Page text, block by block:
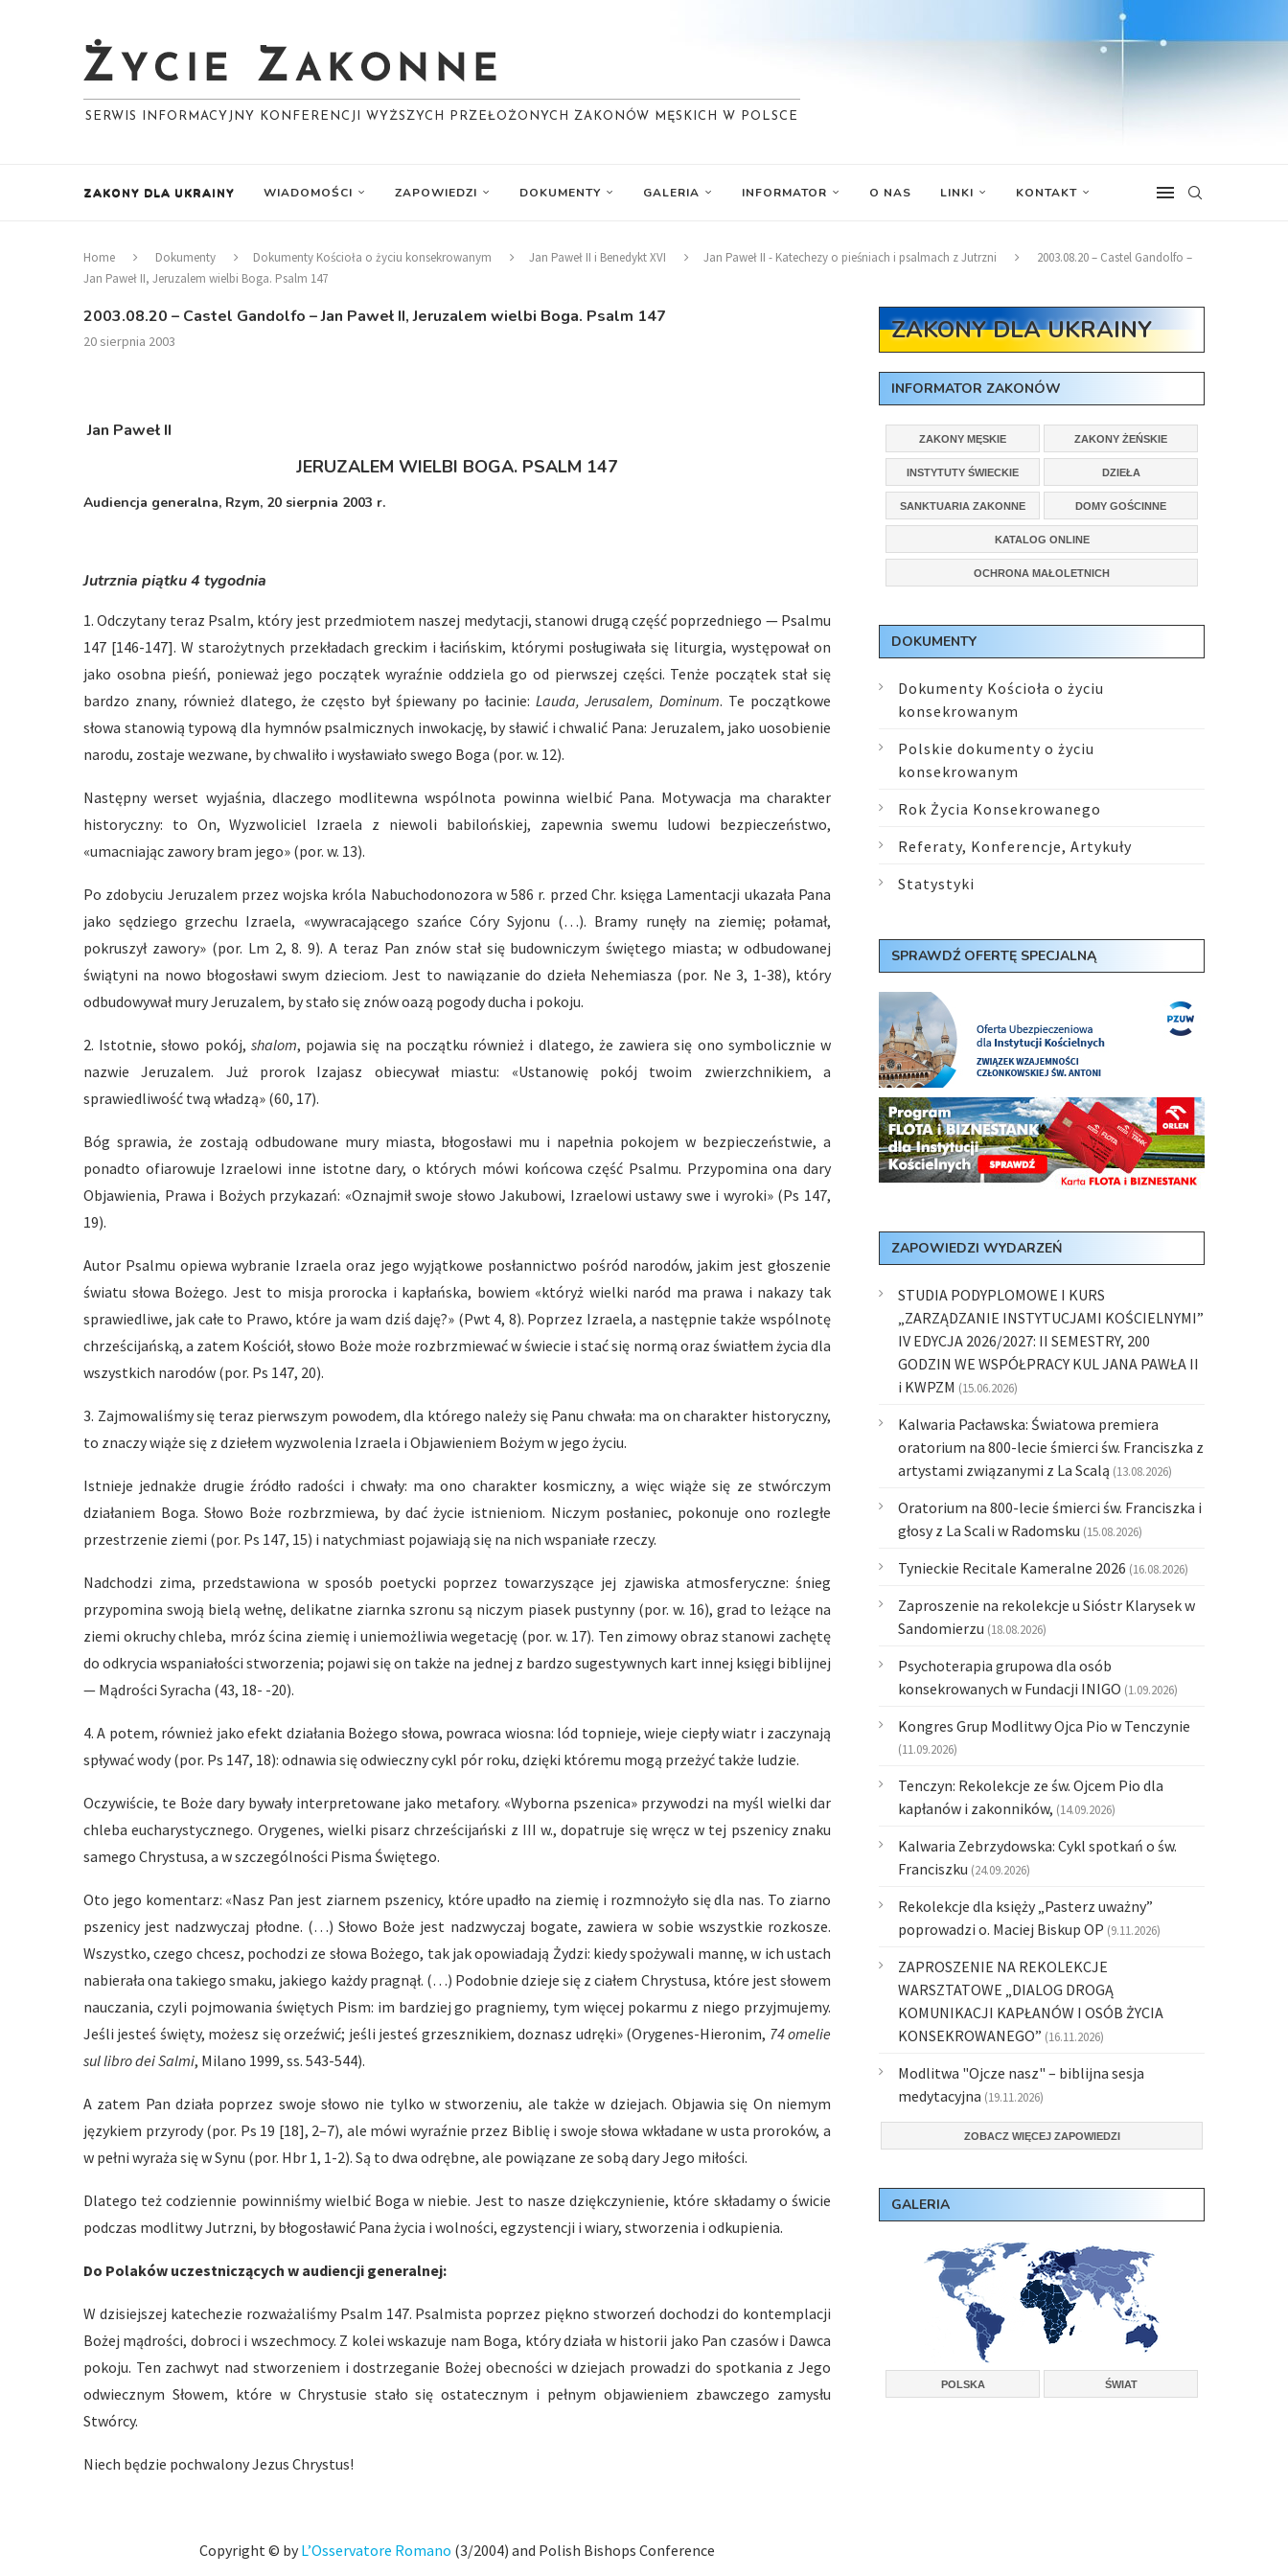
SERWIS INFORMACYJNY KONFERENCJI WYŻSZYCH PRZEŁOŻONYCH ZAKONÓW MĘSKICH W POLSCE
ZAKONY DLA UKRAINY WIADOMOŚCI ZAPOWIEDZI DOKUMENTY GALERIA INFORMATOR O NAS LINKI KONTAKT
Home Dokumenty Dokumenty Kościoła o życiu konsekrowanym Jan Paweł II i Benedykt XVI Jan Paweł II - Katechezy o pieśniach i psalmach z Jutrzni
2003.08.20 – Castel Gandolfo –
Jan Paweł II, Jeruzalem wielbi Boga. Psalm 147
2003.08.20 – Castel Gandolfo – Jan Paweł II, Jeruzalem wielbi Boga. Psalm 147
20 sierpnia 2003
Jan Paweł II
JERUZALEM WIELBI BOGA. PSALM 147
Audiencja generalna, Rzym, 20 sierpnia 2003 r.
Jutrznia piątku 4 tygodnia
1. Odczytany teraz Psalm, który jest przedmiotem naszej medytacji, stanowi drugą część poprzedniego — Psalmu
147 [146-147]. W starożytnych przekładach greckim i łacińskim, którymi posługiwała się liturgia, występował on
jako osobna pieśń, ponieważ jego początek wyraźnie oddziela go od pierwszej części. Tenże początek stał się
bardzo znany, również dlatego, że często był śpiewany po łacinie: Lauda, Jerusalem, Dominum. Te początkowe
słowa stanowią typową dla hymnów psalmicznych inwokację, by sławić i chwalić Pana: Jeruzalem, jako uosobienie
narodu, zostaje wezwane, by chwaliło i wysławiało swego Boga (por. w. 12).
Następny werset wyjaśnia, dlaczego modlitewna wspólnota powinna wielbić Pana. Motywacja ma charakter
historyczny: to On, Wyzwoliciel Izraela z niewoli babilońskiej, zapewnia swemu ludowi bezpieczeństwo,
«umacniając zawory bram jego» (por. w. 13).
Po zdobyciu Jeruzalem przez wojska króla Nabuchodonozora w 586 r. przed Chr. księga Lamentacji ukazała Pana
jako sędziego grzechu Izraela, «wywracającego szańce Córy Syjonu (…). Bramy runęły na ziemię; połamał,
pokruszył zawory» (por. Lm 2, 8. 9). A teraz Pan znów stał się budowniczym świętego miasta; w odbudowanej
świątyni na nowo błogosławi swym dzieciom. Jest to nawiązanie do dzieła Nehemiasza (por. Ne 3, 1-38), który
odbudowywał mury Jeruzalem, by stało się znów oazą pogody ducha i pokoju.
2. Istotnie, słowo pokój, shalom, pojawia się na początku również i dlatego, że zawiera się ono symbolicznie w
nazwie Jeruzalem. Już prorok Izajasz obiecywał miastu: «Ustanowię pokój twoim zwierzchnikiem, a
sprawiedliwość twą władzą» (60, 17).
Bóg sprawia, że zostają odbudowane mury miasta, błogosławi mu i napełnia pokojem w bezpieczeństwie, a
ponadto ofiarowuje Izraelowi inne istotne dary, o których mówi końcowa część Psalmu. Przypomina ona dary
Objawienia, Prawa i Bożych przykazań: «Oznajmił swoje słowo Jakubowi, Izraelowi ustawy swe i wyroki» (Ps 147,
19).
Autor Psalmu opiewa wybranie Izraela oraz jego wyjątkowe posłannictwo pośród narodów, jakim jest głoszenie
światu słowa Bożego. Jest to misja prorocka i kapłańska, bowiem «któryż wielki naród ma prawa i nakazy tak
sprawiedliwe, jak całe to Prawo, które ja wam dziś daję?» (Pwt 4, 8). Poprzez Izraela, a następnie także wspólnotę
chrześcijańską, a zatem Kościół, słowo Boże może rozbrzmiewać w świecie i stać się normą oraz światłem życia dla
wszystkich narodów (por. Ps 147, 20).
3. Zajmowaliśmy się teraz pierwszym powodem, dla którego należy się Panu chwała: ma on charakter historyczny,
to znaczy wiąże się z dziełem wyzwolenia Izraela i Objawieniem Bożym w jego życiu.
Istnieje jednakże drugie źródło radości i chwały: ma ono charakter kosmiczny, a więc wiąże się ze stwórczym
działaniem Boga. Słowo Boże rozbrzmiewa, by dać życie istnieniom. Niczym posłaniec, pokonuje ono rozległe
przestrzenie ziemi (por. Ps 147, 15) i natychmiast pojawiają się na nich wspaniałe rzeczy.
Nadchodzi zima, przedstawiona w sposób poetycki poprzez towarzyszące jej zjawiska atmosferyczne: śnieg
przypomina swoją bielą wełnę, delikatne ziarnka szronu są niczym piasek pustynny (por. w. 16), grad to leżące na
ziemi okruchy chleba, mróz ścina ziemię i uniemożliwia wegetację (por. w. 17). Ten zimowy obraz stanowi zachętę
do odkrycia wspaniałości stworzenia; pojawi się on także na jednej z bardzo sugestywnych kart innej księgi biblijnej
— Mądrości Syracha (43, 18- -20).
4. A potem, również jako efekt działania Bożego słowa, powraca wiosna: lód topnieje, wieje ciepły wiatr i zaczynają
spływać wody (por. Ps 147, 18): odnawia się odwieczny cykl pór roku, dzięki któremu mogą przeżyć także ludzie.
Oczywiście, te Boże dary bywały interpretowane jako metafory. «Wyborna pszenica» przywodzi na myśl wielki dar
chleba eucharystycznego. Orygenes, wielki pisarz chrześcijański z III w., dopatruje się wręcz w tej pszenicy znaku
samego Chrystusa, a w szczególności Pisma Świętego.
Oto jego komentarz: «Nasz Pan jest ziarnem pszenicy, które upadło na ziemię i rozmnożyło się dla nas. To ziarno
pszenicy jest nadzwyczaj płodne. (…) Słowo Boże jest nadzwyczaj bogate, zawiera w sobie wszystkie rozkosze.
Wszystko, czego chcesz, pochodzi ze słowa Bożego, tak jak opowiadają Żydzi: kiedy spożywali mannę, w ich ustach
nabierała ona takiego smaku, jakiego każdy pragnął. (…) Podobnie dzieje się z ciałem Chrystusa, które jest słowem
nauczania, czyli pojmowania świętych Pism: im bardziej go pragniemy, tym więcej pokarmu z niego przyjmujemy.
Jeśli jesteś święty, możesz się orzeźwić; jeśli jesteś grzesznikiem, doznasz udręki» (Orygenes-Hieronim, 74 omelie
sul libro dei Salmi, Milano 1999, ss. 543-544).
A zatem Pan działa poprzez swoje słowo nie tylko w stworzeniu, ale także w dziejach. Objawia się On niemym
językiem przyrody (por. Ps 19 [18], 2–7), ale mówi wyraźnie przez Biblię i swoje słowa wkładane w usta proroków, a
w pełni wyraża się w Synu (por. Hbr 1, 1-2). Są to dwa odrębne, ale powiązane ze sobą dary Jego miłości.
Dlatego też codziennie powinniśmy wielbić Boga w niebie. Jest to nasze dziękczynienie, które składamy o świcie
podczas modlitwy Jutrzni, by błogosławić Pana życia i wolności, egzystencji i wiary, stworzenia i odkupienia.
Do Polaków uczestniczących w audiencji generalnej:
W dzisiejszej katechezie rozważaliśmy Psalm 147. Psalmista poprzez piękno stworzeń dochodzi do kontemplacji
Bożej mądrości, dobroci i wszechmocy. Z kolei wskazuje nam Boga, który działa w historii jako Pan czasów i Dawca
pokoju. Ten zachwyt nad stworzeniem i dostrzeganie Bożej obecności w dziejach prowadzi do spotkania z Jego
odwiecznym Słowem, które w Chrystusie stało się ostatecznym i pełnym objawieniem zbawczego zamysłu
Stwórcy.
Niech będzie pochwalony Jezus Chrystus!
Copyright © by L’Osservatore Romano (3/2004) and Polish Bishops Conference
ZAKONY DLA UKRAINY
INFORMATOR ZAKONÓW
ZAKONY MĘSKIE ZAKONY ŻEŃSKIE
INSTYTUTY ŚWIECKIE DZIEŁA
SANKTUARIA ZAKONNE DOMY GOŚCINNE
KATALOG ONLINE
OCHRONA MAŁOLETNICH
DOKUMENTY
Dokumenty Kościoła o życiu
konsekrowanym
Polskie dokumenty o życiu
konsekrowanym
Rok Życia Konsekrowanego
Referaty, Konferencje, Artykuły
Statystyki
SPRAWDŹ OFERTĘ SPECJALNĄ
ZAPOWIEDZI WYDARZEŃ
STUDIA PODYPLOMOWE I KURS
„ZARZĄDZANIE INSTYTUCJAMI KOŚCIELNYMI”
IV EDYCJA 2026/2027: II SEMESTRY, 200
GODZIN WE WSPÓŁPRACY KUL JANA PAWŁA II
i KWPZM (15.06.2026)
Kalwaria Pacławska: Światowa premiera
oratorium na 800-lecie śmierci św. Franciszka z
artystami związanymi z La Scalą (13.08.2026)
Oratorium na 800-lecie śmierci św. Franciszka i
głosy z La Scali w Radomsku (15.08.2026)
Tynieckie Recitale Kameralne 2026 (16.08.2026)
Zaproszenie na rekolekcje u Sióstr Klarysek w
Sandomierzu (18.08.2026)
Psychoterapia grupowa dla osób
konsekrowanych w Fundacji INIGO (1.09.2026)
Kongres Grup Modlitwy Ojca Pio w Tenczynie
(11.09.2026)
Tenczyn: Rekolekcje ze św. Ojcem Pio dla
kapłanów i zakonników, (14.09.2026)
Kalwaria Zebrzydowska: Cykl spotkań o św.
Franciszku (24.09.2026)
Rekolekcje dla księży „Pasterz uważny”
poprowadzi o. Maciej Biskup OP (9.11.2026)
ZAPROSZENIE NA REKOLEKCJE
WARSZTATOWE „DIALOG DROGĄ
KOMUNIKACJI KAPŁANÓW I OSÓB ŻYCIA
KONSEKROWANEGO” (16.11.2026)
Modlitwa "Ojcze nasz" – biblijna sesja
medytacyjna (19.11.2026)
ZOBACZ WIĘCEJ ZAPOWIEDZI
GALERIA
POLSKA ŚWIAT